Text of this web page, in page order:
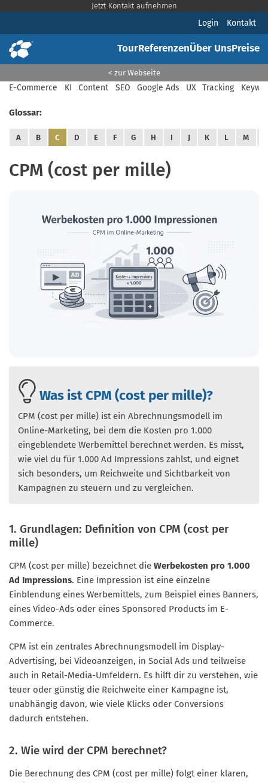
Jetzt Kontakt aufnehmen
Login Kontakt
TourReferenzenÜber UnsPreise
< zur Webseite
E-Commerce KI Content SEO Google Ads UX Tracking
Glossar:
A B C D E F G H I J K L M
CPM (cost per mille)
Was ist CPM (cost per mille)?
CPM (cost per mille) ist ein Abrechnungsmodell im
Online-Marketing, bei dem die Kosten pro 1.000
eingeblendete Werbemittel berechnet werden. Es misst,
wie viel du für 1.000 Ad Impressions zahlst, und eignet
sich besonders, um Reichweite und Sichtbarkeit von
Kampagnen zu steuern und zu vergleichen.
1. Grundlagen: Definition von CPM (cost per
mille)
CPM (cost per mille) bezeichnet die Werbekosten pro 1.000
Ad Impressions. Eine Impression ist eine einzelne
Einblendung eines Werbemittels, zum Beispiel eines Banners,
eines Video-Ads oder eines Sponsored Products im E-
Commerce.
CPM ist ein zentrales Abrechnungsmodell im Display-
Advertising, bei Videoanzeigen, in Social Ads und teilweise
auch in Retail-Media-Umfeldern. Es hilft dir zu verstehen, wie
teuer oder günstig die Reichweite einer Kampagne ist,
unabhängig davon, wie viele Klicks oder Conversions
dadurch entstehen.
2. Wie wird der CPM berechnet?
Die Berechnung des CPM (cost per mille) folgt einer klaren,